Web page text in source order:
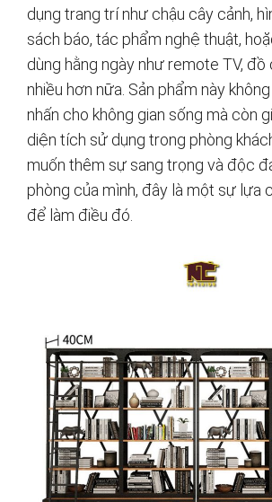
dụng trang trí như chậu cây cảnh,
sách báo, tác phẩm nghệ thuật,
dùng hằng ngày như remote TV,
nhiều hơn nữa. Sản phẩm này
nhấn cho không gian sống mà còn
diện tích sử dụng trong phòng
muốn thêm sự sang trọng và độc
phòng của mình, đây là một sự lựa
để làm điều đó.